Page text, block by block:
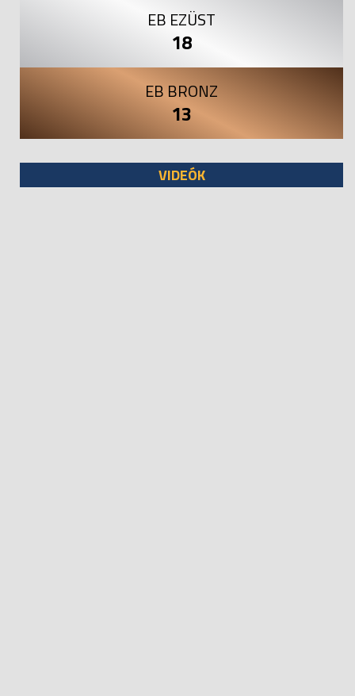
EB EZÜST
18
EB BRONZ
13
VIDEÓK